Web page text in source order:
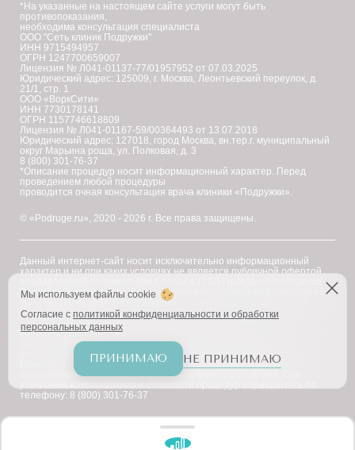
*На указанные на настоящем сайте услуги могут быть
противопоказания,
необходима консультация специалиста
ООО "Сеть клиник Подружки"
ИНН 9715494957
ОГРН 1247700659007
Лицензия № Л041-01137-77/01957952 от 07.03.2025
Юридический адрес: 125009, г. Москва, Леонтьевский переулок, д.
21/1, стр. 1
ООО «ВоркСити»
ИНН 7730178141
ОГРН 1157746618809
Лицензия № Л041-01167-59/00364493 от 13.07.2018
Юридический адрес: 127018, город Москва, вн.тер.г. муниципальный
округ Марьина роща, ул. Полковая, д. 3
8 (800) 301-76-37
*Описание процедур носит информационный характер. Перед
проведением любой процедуры
проводится очная консультация врача клиники «Подружки».
© «Podruge.ru», 2020 - 2026 г. Все права защищены.
Данный интернет-сайт носит исключительно информационный
характер и ни при каких условиях не является публичной офертой,
Российской Федерации. Для получения подробной информации об
услугах, ценах и спецпредложениях, пожалуйста, обратитесь в
клинику "Подружки".
Уважаемые клиенты! В настоящее время на сайте ведутся
технические работы по приведению наименований услуг в
соответствие с требованиями Федерального закона № 168-ФЗ.
Приносим извинения за возможное наличие иноязычных
обозначений — они будут заменены в ближайшее время. Для
телефону: 8 (800) 301-76-37
Мы используем файлы cookie
Согласие с политикой конфиденциальности и обработки
персональных данных
ПРИНИМАЮ НЕ ПРИНИМАЮ